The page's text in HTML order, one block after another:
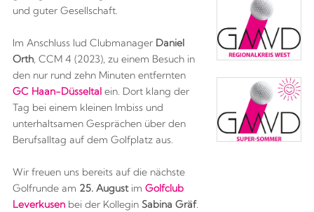
und guter Gesellschaft.
Im Anschluss lud Clubmanager Daniel
Orth, CCM 4 (2023), zu einem Besuch in
den nur rund zehn Minuten entfernten
GC Haan-Düsseltal ein. Dort klang der
Tag bei einem kleinen Imbiss und
unterhaltsamen Gesprächen über den
Berufsalltag auf dem Golfplatz aus.
Wir freuen uns bereits auf die nächste
Golfrunde am 25. Augustim Golfclub
Leverkusen bei der Kollegin Sabina Gräf.